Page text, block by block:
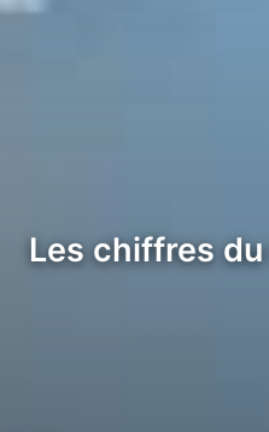
Les chiffres